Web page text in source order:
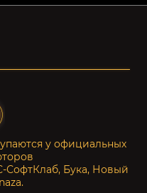
у официальных
СофтКлаб, Бука, Новый